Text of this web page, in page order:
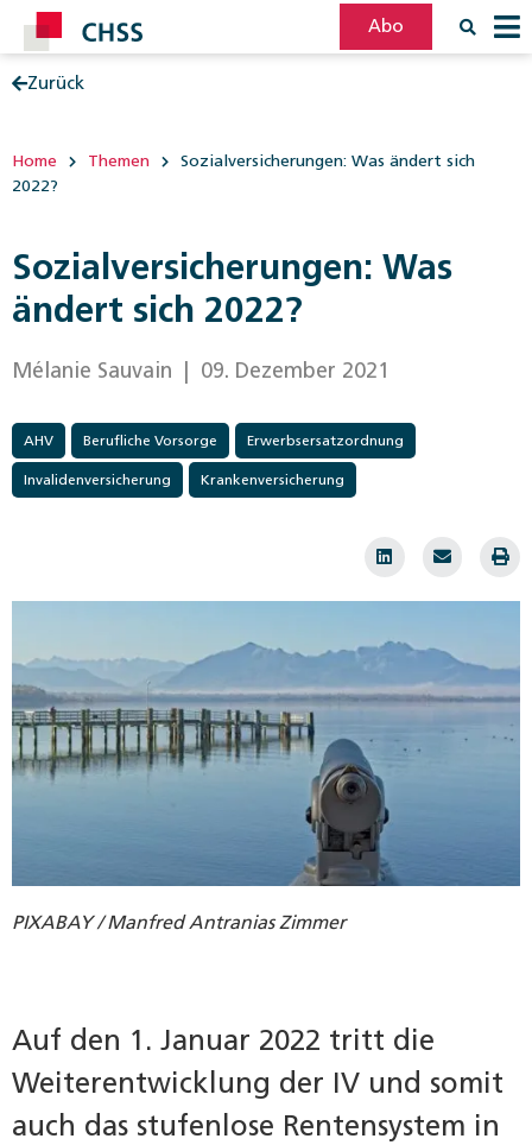
Abo
Zurück
Home Themen
Sozialversicherungen: Was ändert sich
2022?
Sozialversicherungen: Was
ändert sich 2022?
Mélanie Sauvain | 09. Dezember 2021
AHV Berufliche Vorsorge Erwerbsersatzordnung
Invalidenversicherung Krankenversicherung
PIXABAY / Manfred Antranias Zimmer
Auf den 1. Januar 2022 tritt die
Weiterentwicklung der IV und somit
auch das stufenlose Rentensystem in